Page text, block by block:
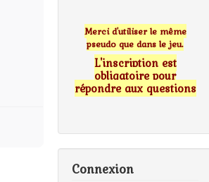
Merci d'utiliser le même
pseudo que dans le jeu.
L'inscription est
obligatoire pour
répondre aux questions
Connexion